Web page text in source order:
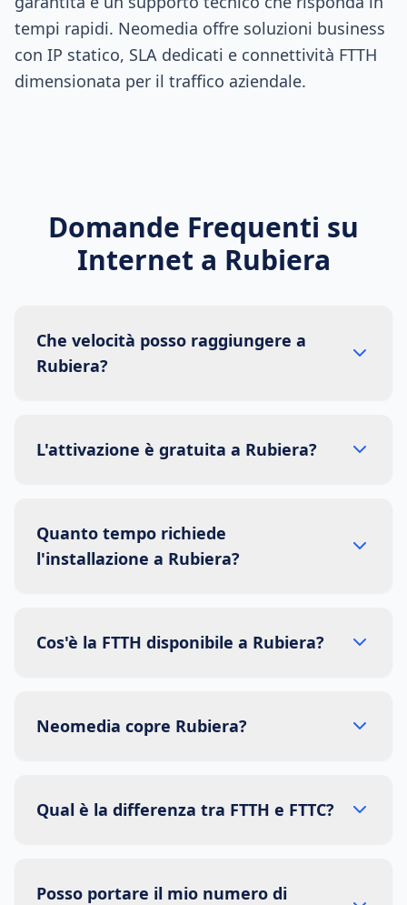
tempi rapidi. Neomedia offre soluzioni business
con IP statico, SLA dedicati e connettività FTTH
dimensionata per il traffico aziendale.
Domande Frequenti su
Internet a Rubiera
Che velocità posso raggiungere a
Rubiera?
L'attivazione è gratuita a Rubiera?
Quanto tempo richiede
l'installazione a Rubiera?
Cos'è la FTTH disponibile a Rubiera?
Neomedia copre Rubiera?
Qual è la differenza tra FTTH e FTTC?
Posso portare il mio numero di